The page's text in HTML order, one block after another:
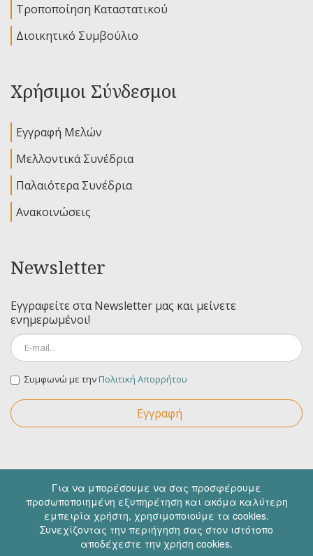
Τροποποίηση Καταστατικού
Διοικητικό Συμβούλιο
Χρήσιμοι Σύνδεσμοι
Εγγραφή Μελών
Μελλοντικά Συνέδρια
Παλαιότερα Συνέδρια
Ανακοινώσεις
Newsletter
Εγγραφείτε στα Newsletter μας και μείνετε
ενημερωμένοι!
Συμφωνώ με τηνΠολιτική Απορρήτου
Εγγραφή
Επικοινωνία
Για οποιαδήποτε ερώτηση σας μπορείτε να
επικοινωνήσετε μαζί μας στα παρακάτω στοιχεία.
Για να μπορέσουμε να σας προσφέρουμε
προσωποποιημένη εξυπηρέτηση και ακόμα καλύτερη
εμπειρία χρήστη, χρησιμοποιούμε τα cookies.
Συνεχίζοντας την περιήγηση σας στον ιστότοπο
αποδέχεστε την χρήση cookies.